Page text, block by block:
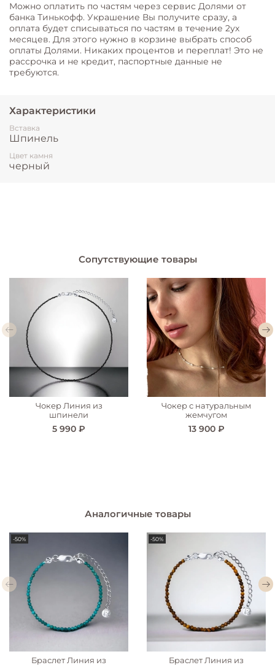
Можно оплатить по частям через сервис Долями от
банка Тинькофф. Украшение Вы получите сразу, а
оплата будет списываться по частям в течение 2ух
месяцев. Для этого нужно в корзине выбрать способ
оплаты Долями. Никаких процентов и переплат! Это не
рассрочка и не кредит, паспортные данные не
требуются.
Характеристики
Вставка
Шпинель
Цвет камня
черный
Сопутствующие товары
Чокер Линия из
шпинели
5 990 ₽
Чокер с натуральным
жемчугом
13 900 ₽
Аналогичные товары
-50%
Браслет Линия из
-50%
Браслет Линия из